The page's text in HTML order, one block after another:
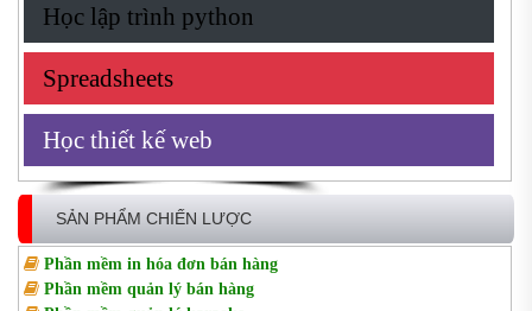
Học lập trình python
Spreadsheets
Học thiết kế web
SẢN PHẨM CHIẾN LƯỢC
Phần mềm in hóa đơn bán hàng
Phần mềm quản lý bán hàng